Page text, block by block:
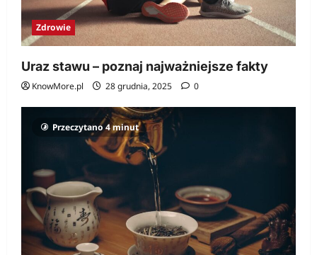
Zdrowie
Uraz stawu – poznaj najważniejsze fakty
KnowMore.pl 28 grudnia, 2025 0
Przeczytano 4 minut